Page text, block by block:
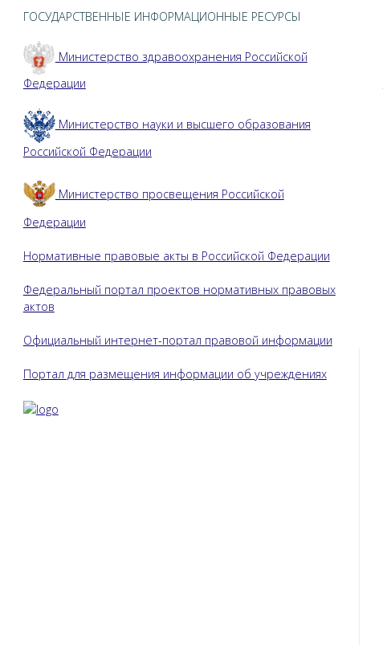
ГОСУДАРСТВЕННЫЕ ИНФОРМАЦИОННЫЕ РЕСУРСЫ
Министерство здравоохранения Российской
Федерации
Министерство науки и высшего образования
Российской Федерации
Министерство просвещения Российской
Федерации
Нормативные правовые акты в Российской Федерации
Федеральный портал проектов нормативных правовых
актов
Официальный интернет-портал правовой информации
Портал для размещения информации об учреждениях